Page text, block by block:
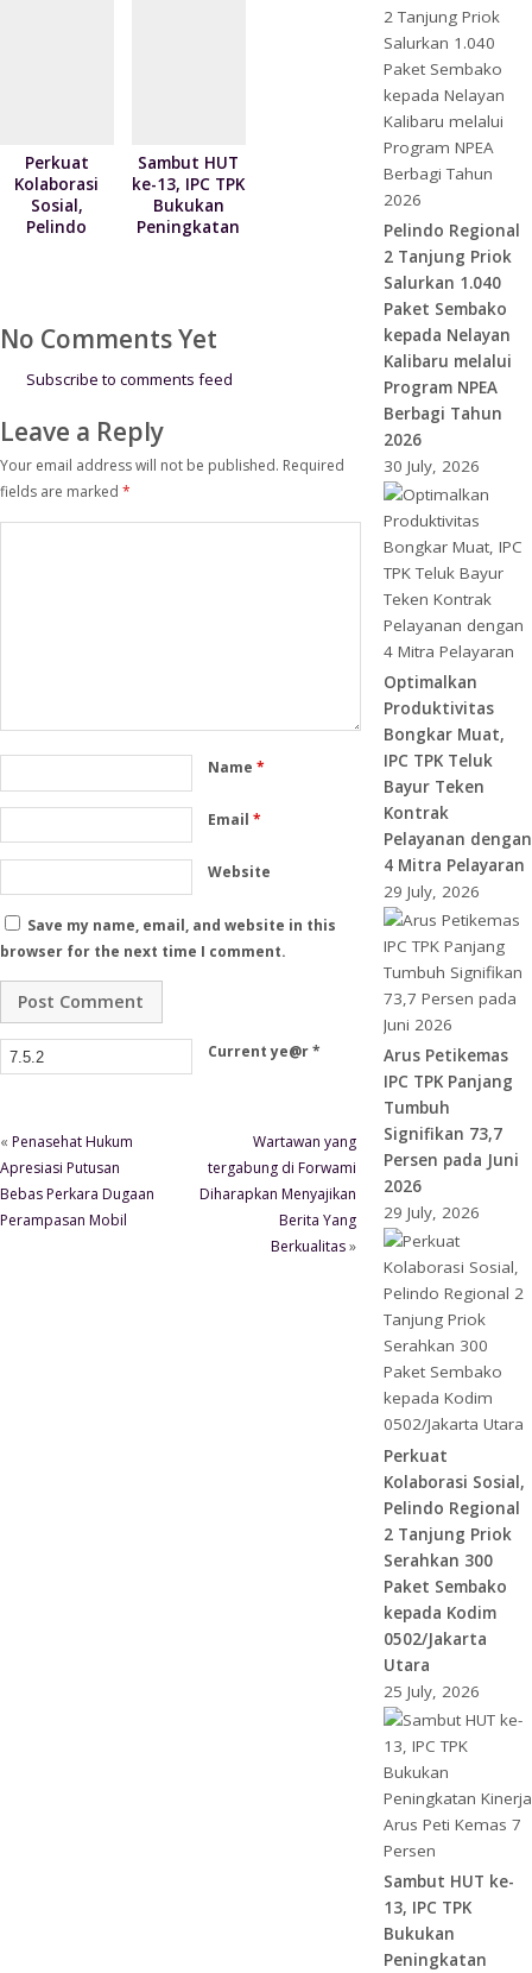
Perkuat
Kolaborasi
Sosial,
Pelindo
Paket
kepada Kodim
Sambut HUT
ke-13, IPC TPK
Bukukan
Peningkatan
No Comments Yet
Subscribe to comments feed
Leave a Reply
Your email address will not be published. Required
fields are marked *
Name*
Email*
Website
Save my name, email, and website in this
browser for the next time I comment.
Current ye@r*
« Penasehat Hukum
Apresiasi Putusan
Bebas Perkara Dugaan
Perampasan Mobil
Wartawan yang
tergabung di Forwami
Diharapkan Menyajikan
Berita Yang
Berkualitas»
Pelindo Regional
2 Tanjung Priok
Salurkan 1.040
Paket Sembako
kepada Nelayan
Kalibaru melalui
Program NPEA
Berbagi Tahun
2026
30 July, 2026
Optimalkan
Produktivitas
Bongkar Muat,
IPC TPK Teluk
Bayur Teken
Kontrak
Pelayanan dengan
4 Mitra Pelayaran
29 July, 2026
Arus Petikemas
IPC TPK Panjang
Tumbuh
Signifikan 73,7
Persen pada Juni
2026
29 July, 2026
Perkuat
Kolaborasi Sosial,
Pelindo Regional
2 Tanjung Priok
Serahkan 300
Paket Sembako
kepada Kodim
0502/Jakarta
Utara
25 July, 2026
Sambut HUT ke-
13, IPC TPK
Bukukan
Peningkatan